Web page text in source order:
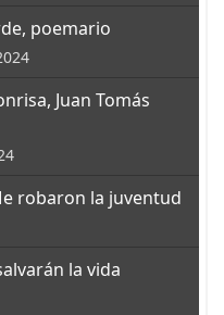
poemario
Juan Tomás
robaron la juventud
la vida